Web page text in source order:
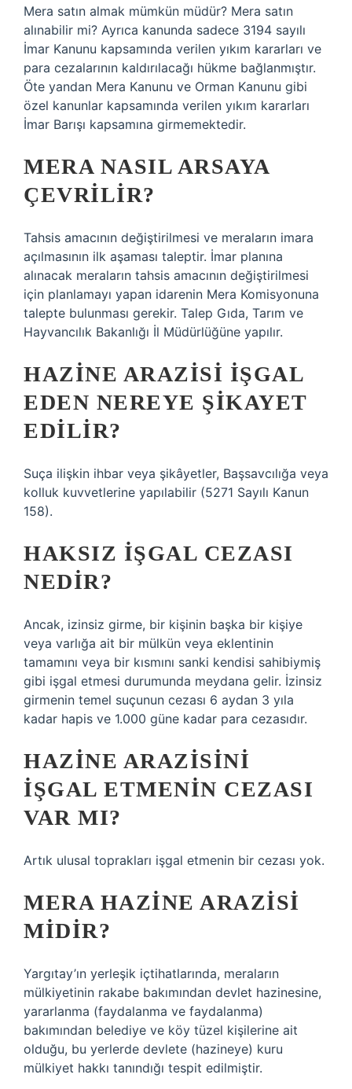
Mera satın almak mümkün müdür? Mera satın
alınabilir mi? Ayrıca kanunda sadece 3194 sayılı
İmar Kanunu kapsamında verilen yıkım kararları ve
para cezalarının kaldırılacağı hükme bağlanmıştır.
Öte yandan Mera Kanunu ve Orman Kanunu gibi
özel kanunlar kapsamında verilen yıkım kararları
İmar Barışı kapsamına girmemektedir.
MERA NASIL ARSAYA
ÇEVRILIR?
Tahsis amacının değiştirilmesi ve meraların imara
açılmasının ilk aşaması taleptir. İmar planına
alınacak meraların tahsis amacının değiştirilmesi
için planlamayı yapan idarenin Mera Komisyonuna
talepte bulunması gerekir. Talep Gıda, Tarım ve
Hayvancılık Bakanlığı İl Müdürlüğüne yapılır.
HAZINE ARAZISI IŞGAL
EDEN NEREYE ŞIKAYET
EDILIR?
Suça ilişkin ihbar veya şikâyetler, Başsavcılığa veya
kolluk kuvvetlerine yapılabilir (5271 Sayılı Kanun
158).
HAKSIZ IŞGAL CEZASI
NEDIR?
Ancak, izinsiz girme, bir kişinin başka bir kişiye
veya varlığa ait bir mülkün veya eklentinin
tamamını veya bir kısmını sanki kendisi sahibiymiş
gibi işgal etmesi durumunda meydana gelir. İzinsiz
girmenin temel suçunun cezası 6 aydan 3 yıla
kadar hapis ve 1.000 güne kadar para cezasıdır.
HAZINE ARAZISINI
IŞGAL ETMENIN CEZASI
VAR MI?
Artık ulusal toprakları işgal etmenin bir cezası yok.
MERA HAZINE ARAZISI
MIDIR?
Yargıtay’ın yerleşik içtihatlarında, meraların
mülkiyetinin rakabe bakımından devlet hazinesine,
yararlanma (faydalanma ve faydalanma)
bakımından belediye ve köy tüzel kişilerine ait
olduğu, bu yerlerde devlete (hazineye) kuru
mülkiyet hakkı tanındığı tespit edilmiştir.